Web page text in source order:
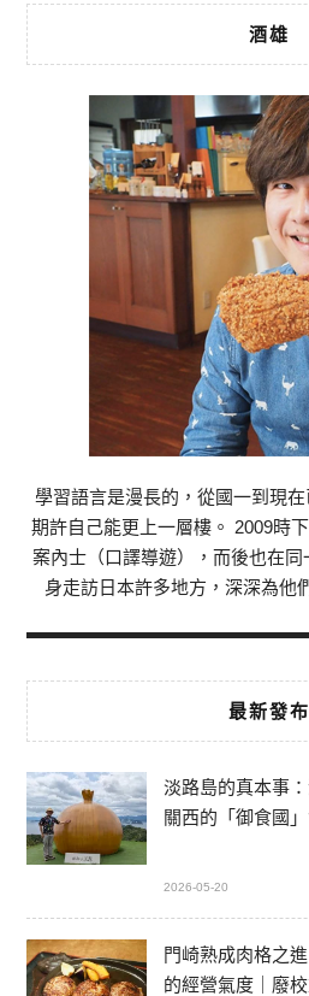
酒雄
學習語言是漫長的，從國一到現
期許自己能更上一層樓。 2009時
案內士（口譯導遊），而後也在
身走訪日本許多地方，深深為他
最新發布
淡路島的真本事
關西的「御食國
2026-05-20
門崎熟成肉格之
的經營氣度｜廢